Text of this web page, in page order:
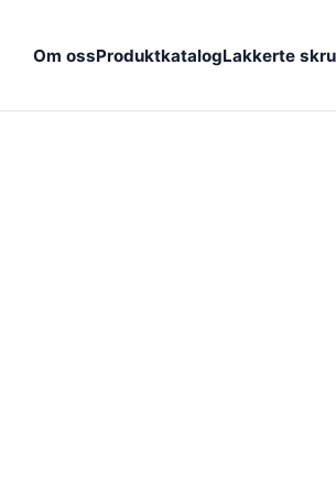
Om ossProduktkatalogLakkerte